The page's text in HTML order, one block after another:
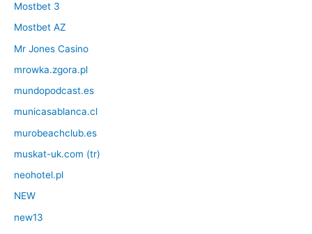
Mostbet 3
Mostbet AZ
Mr Jones Casino
mrowka.zgora.pl
mundopodcast.es
municasablanca.cl
murobeachclub.es
muskat-uk.com (tr)
neohotel.pl
NEW
new13